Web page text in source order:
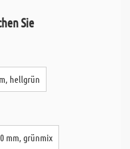
Sie
hellgrün
mm, grünmix